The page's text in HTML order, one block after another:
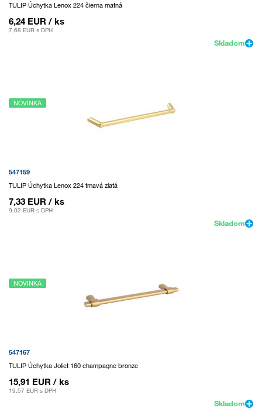
TULIP Úchytka Lenox 224 čierna matná
6,24 EUR / ks
7,68 EUR s DPH
Skladom
NOVINKA
547159
TULIP Úchytka Lenox 224 tmavá zlatá
7,33 EUR / ks
9,02 EUR s DPH
Skladom
NOVINKA
547167
TULIP Úchytka Joliet 160 champagne bronze
15,91 EUR / ks
19,57 EUR s DPH
Skladom